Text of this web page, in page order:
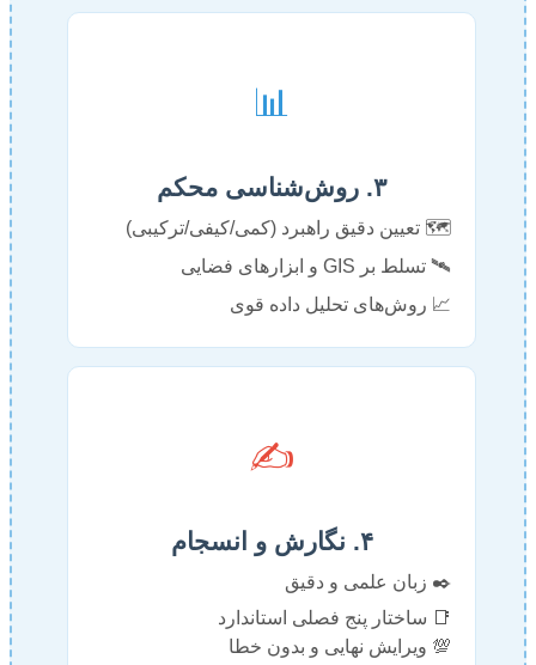
📊
۳. روش‌شناسی محکم
🗺️ تعیین دقیق راهبرد (کمی/کیفی/ترکیبی)
🛰️ تسلط بر GIS و ابزارهای فضایی
📈 روش‌های تحلیل داده قوی
✍️
۴. نگارش و انسجام
✒️ زبان علمی و دقیق
📑 ساختار پنج فصلی استاندارد
💯 ویرایش نهایی و بدون خطا